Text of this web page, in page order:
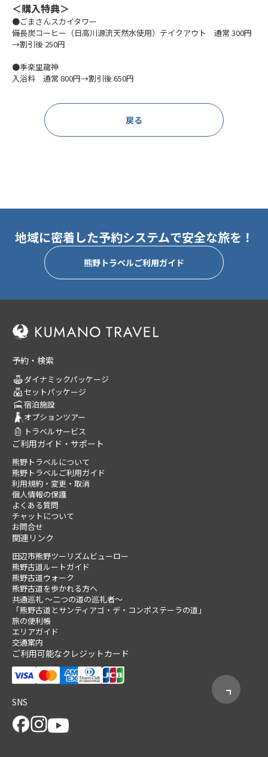
＜購入特典＞
●ごまさんスカイタワー
備長炭コーヒー（日高川源流天然水使用）テイクアウト 通常 300円
→割引後 250円
●季楽里龍神
入浴料 通常 800円→割引後 650円
戻る
地域に密着した予約システムで安全な旅を！
熊野トラベルご利用ガイド
予約・検索
ダイナミックパッケージ
セットパッケージ
宿泊施設
オプションツアー
トラベルサービス
ご利用ガイド・サポート
熊野トラベルについて
熊野トラベルご利用ガイド
利用規約・変更・取消
個人情報の保護
よくある質問
チャットについて
お問合せ
関連リンク
田辺市熊野ツーリズムビューロー
熊野古道ルートガイド
熊野古道ウォーク
熊野古道を歩かれる方へ
共通巡礼 ～二つの道の巡礼者～
「熊野古道とサンティアゴ・デ・コンポステーラの道」
旅の便利帳
エリアガイド
交通案内
ご利用可能なクレジットカード
SNS